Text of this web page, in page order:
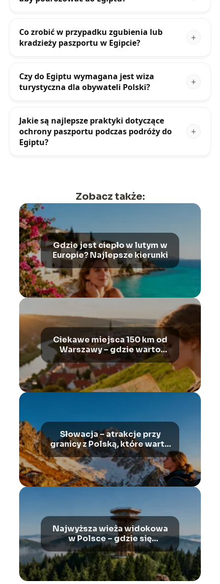
Co zrobić w przypadku zgubienia lub
kradzieży paszportu w Egipcie?
Czy do Egiptu wymagana jest wiza
turystyczna dla obywateli Polski?
Jakie są najlepsze praktyki dotyczące
ochrony paszportu podczas podróży do
Egiptu?
Zobacz także:
Gdzie jest ciepło w lutym w
Europie? Najlepsze kierunki
Ciekawe miejsca 150 km od
Warszawy – gdzie warto
pojechać?
Słowacja – atrakcje przy
granicy z Polską, które warto
zobaczyć
Najwyższa wieża widokowa
w Polsce – gdzie się
znajduje?